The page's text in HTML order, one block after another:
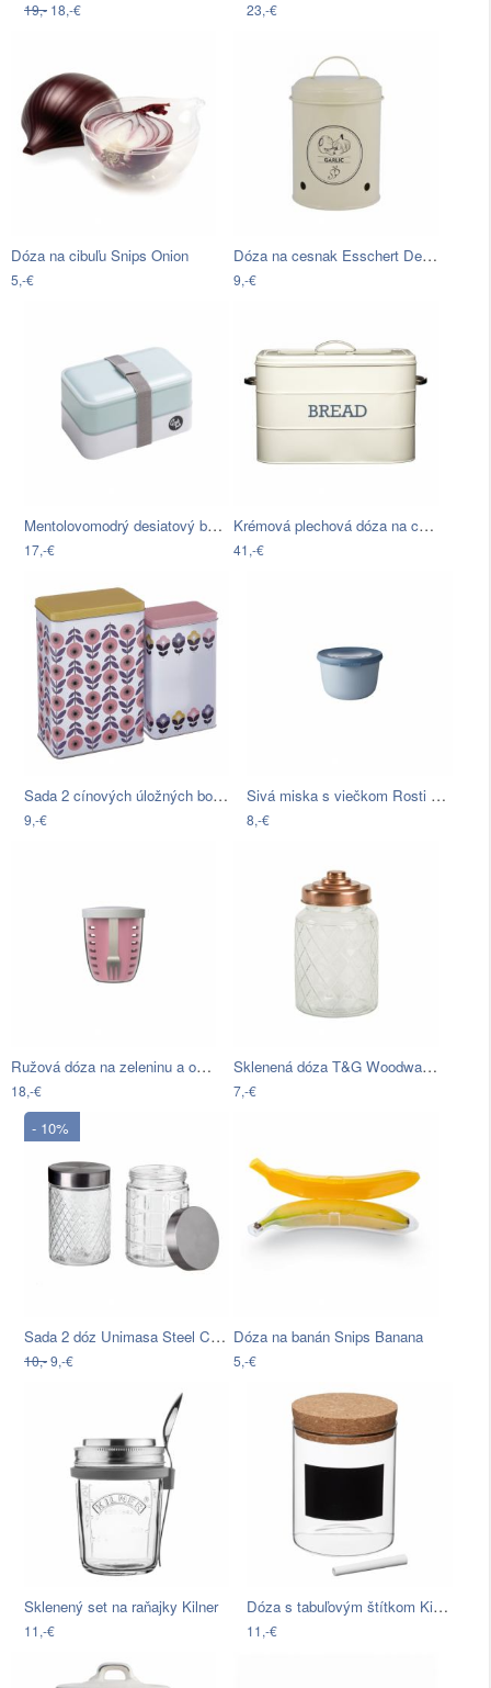
19,- 18,-€ 23,-€
Dóza na cibuľu Snips Onion
5,-€
Dóza na cesnak Esschert Design Farma
9,-€
Mentolovomodrý desiatový box Premier…
17,-€
Krémová plechová dóza na chlieb Kitchen…
41,-€
Sada 2 cínových úložných boxov Premier…
9,-€
Sivá miska s viečkom Rosti Mepal Nordic…
8,-€
Ružová dóza na zeleninu a ovocie s…
18,-€
Sklenená dóza T&G Woodware Lattice, 950…
7,-€
- 10%
Sada 2 dóz Unimasa Steel Cubic, 1300 ml
10,-9,-€
Dóza na banán Snips Banana
5,-€
Sklenený set na raňajky Kilner
11,-€
Dóza s tabuľovým štítkom Kitchen Craft…
11,-€